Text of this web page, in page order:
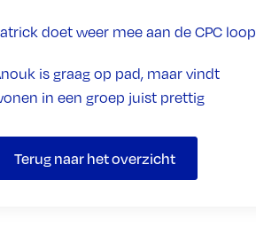
doet weer mee aan de CPC loop
is graag op pad, maar vindt
in een groep juist prettig
Terug naar het overzicht